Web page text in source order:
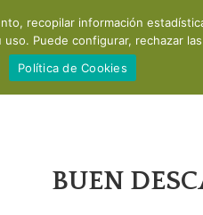
Productos
BUEN
recopilar información
Puede configurar, rechazar
Política de Cookies